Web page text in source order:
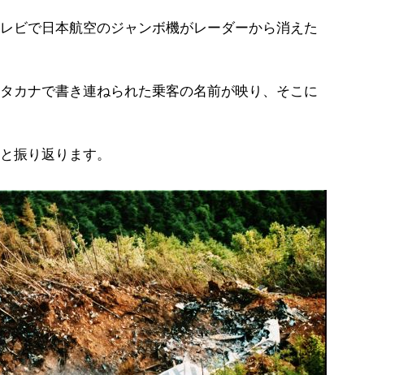
ビで日本航空のジャンボ機がレーダーから消えた
カナで書き連ねられた乗客の名前が映り、そこに
振り返ります。